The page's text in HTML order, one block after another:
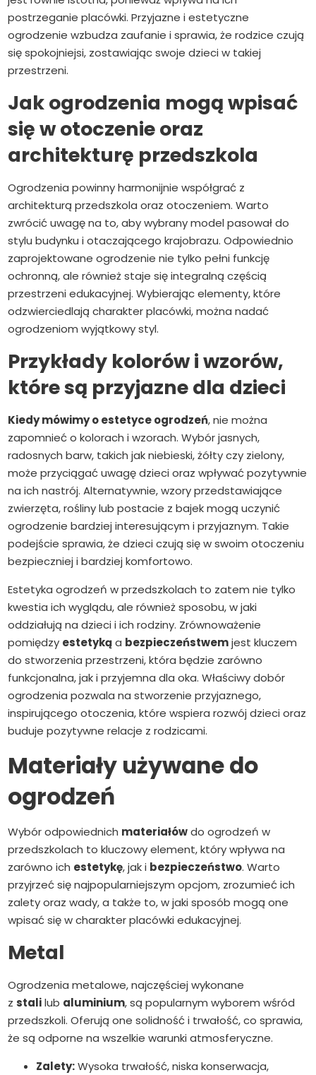
postrzeganie placówki. Przyjazne i estetyczne
ogrodzenie wzbudza zaufanie i sprawia, że rodzice czują
się spokojniejsi, zostawiając swoje dzieci w takiej
przestrzeni.
Jak ogrodzenia mogą wpisać
się w otoczenie oraz
architekturę przedszkola
Ogrodzenia powinny harmonijnie współgrać z
architekturą przedszkola oraz otoczeniem. Warto
zwrócić uwagę na to, aby wybrany model pasował do
stylu budynku i otaczającego krajobrazu. Odpowiednio
zaprojektowane ogrodzenie nie tylko pełni funkcję
ochronną, ale również staje się integralną częścią
przestrzeni edukacyjnej. Wybierając elementy, które
odzwierciedlają charakter placówki, można nadać
ogrodzeniom wyjątkowy styl.
Przykłady kolorów i wzorów,
które są przyjazne dla dzieci
Kiedy mówimy o estetyce ogrodzeń, nie można
zapomnieć o kolorach i wzorach. Wybór jasnych,
radosnych barw, takich jak niebieski, żółty czy zielony,
może przyciągać uwagę dzieci oraz wpływać pozytywnie
na ich nastrój. Alternatywnie, wzory przedstawiające
zwierzęta, rośliny lub postacie z bajek mogą uczynić
ogrodzenie bardziej interesującym i przyjaznym. Takie
podejście sprawia, że dzieci czują się w swoim otoczeniu
bezpieczniej i bardziej komfortowo.
Estetyka ogrodzeń w przedszkolach to zatem nie tylko
kwestia ich wyglądu, ale również sposobu, w jaki
oddziałują na dzieci i ich rodziny. Zrównoważenie
pomiędzy estetykąa bezpieczeństwemjest kluczem
do stworzenia przestrzeni, która będzie zarówno
funkcjonalna, jak i przyjemna dla oka. Właściwy dobór
ogrodzenia pozwala na stworzenie przyjaznego,
inspirującego otoczenia, które wspiera rozwój dzieci oraz
buduje pozytywne relacje z rodzicami.
Materiały używane do
ogrodzeń
Wybór odpowiednich materiałówdo ogrodzeń w
przedszkolach to kluczowy element, który wpływa na
zarówno ich estetykę, jak i bezpieczeństwo. Warto
przyjrzeć się najpopularniejszym opcjom, zrozumieć ich
zalety oraz wady, a także to, w jaki sposób mogą one
wpisać się w charakter placówki edukacyjnej.
Metal
Ogrodzenia metalowe, najczęściej wykonane
z stalilub aluminium, są popularnym wyborem wśród
przedszkoli. Oferują one solidność i trwałość, co sprawia,
że są odporne na wszelkie warunki atmosferyczne.
Zalety:Wysoka trwałość, niska konserwacja,